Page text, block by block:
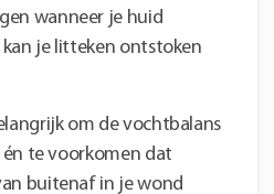
wanneer je huid
kan je litteken ontstoken
om de vochtbalans
te voorkomen dat
buitenaf in je wond